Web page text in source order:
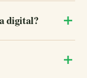
digital?